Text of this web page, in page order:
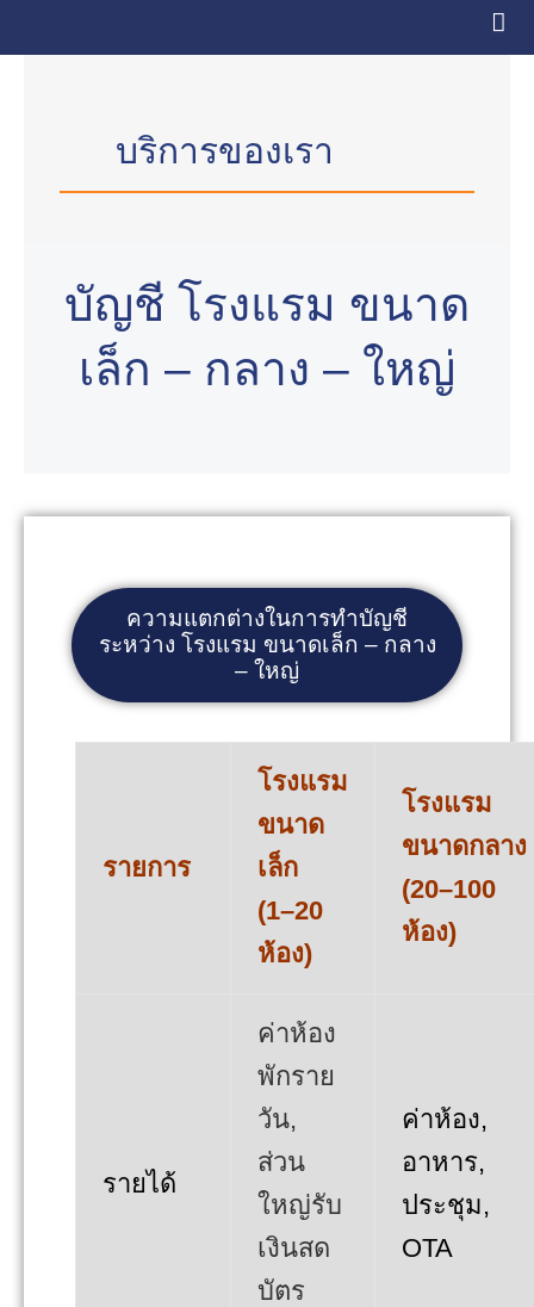
to
บริการของเรา
บัญชี โรงแรม ขนาด
เล็ก – กลาง – ใหญ่
ความแตกต่างในการทำบัญชี
ระหว่าง โรงแรม ขนาดเล็ก – กลาง
– ใหญ่
รายการ
โรงแรม
ขนาด
เล็ก
(1–20
ห้อง)
โรงแรม
ขนาดกลาง
(20–100
ห้อง)
รายได้
ค่าห้อง
พักราย
วัน,
ส่วน
ใหญ่รับ
เงินสด
บัตร
ค่าห้อง,
อาหาร,
ประชุม,
OTA